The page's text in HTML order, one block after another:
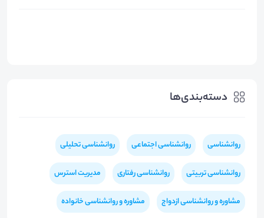
دسته‌بندی‌ها
روانشناسی روانشناسی اجتماعی روانشناسی تحلیلی
روانشناسی تربیتی روانشناسی رفتاری مدیریت استرس
مشاوره و روانشناسی ازدواج مشاوره و روانشناسی خانواده